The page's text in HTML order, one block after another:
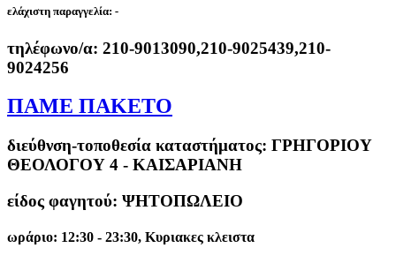
ελάχιστη παραγγελία: -
τηλέφωνο/α: 210-9013090,210-9025439,210-
9024256
ΠΑΜΕ ΠΑΚΕΤΟ
διεύθνση-τοποθεσία καταστήματος: ΓΡΗΓΟΡΙΟΥ
ΘΕΟΛΟΓΟΥ 4 - ΚΑΙΣΑΡΙΑΝΗ
είδος φαγητού: ΨΗΤΟΠΩΛΕΙΟ
ωράριο: 12:30 - 23:30, Κυριακες κλειστα